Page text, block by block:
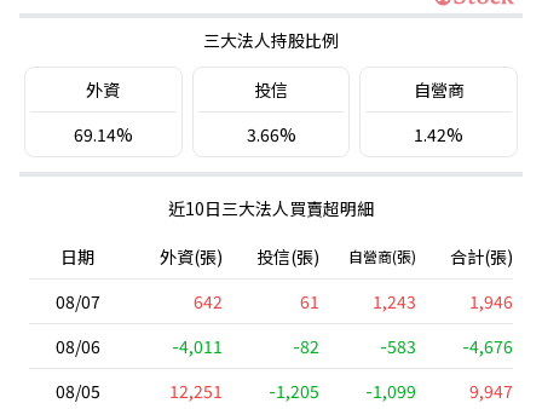
三大法人持股比例
外資
69.14%
投信
3.66%
自營商
1.42%
近10日三大法人買賣超明細
日期
外資(張) 投信(張) 自營商(張)
合計(張)
08/07
642 61 1,243
1,946
08/06
-4,011 -82 -583
-4,676
08/05
12,251 -1,205 -1,099
9,947